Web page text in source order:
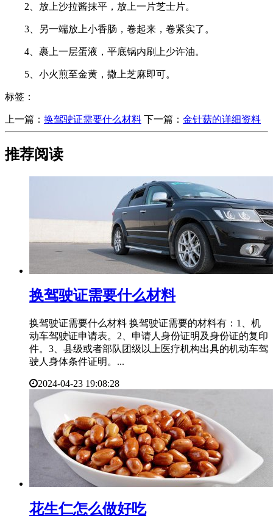
2、放上沙拉酱抹平，放上一片芝士片。
3、另一端放上小香肠，卷起来，卷紧实了。
4、裹上一层蛋液，平底锅内刷上少许油。
5、小火煎至金黄，撒上芝麻即可。
标签：
上一篇： ​换驾驶证需要什么材料 下一篇： ​金针菇的详细资料
推荐阅读
​换驾驶证需要什么材料
换驾驶证需要什么材料 换驾驶证需要的材料有：1、机
动车驾驶证申请表。2、申请人身份证明及身份证的复印
件。3、县级或者部队团级以上医疗机构出具的机动车驾
驶人身体条件证明。...
2024-04-23 19:08:28
​花生仁怎么做好吃